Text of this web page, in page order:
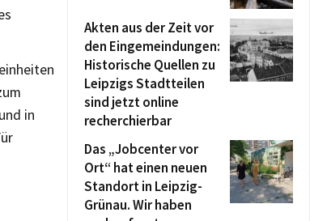
in
Akten aus der Zeit vor
den Eingemeindungen:
Historische Quellen zu
Leipzigs Stadtteilen
sind jetzt online
recherchierbar
Das „Jobcenter vor
Ort“ hat einen neuen
Standort in Leipzig-
Grünau. Wir haben